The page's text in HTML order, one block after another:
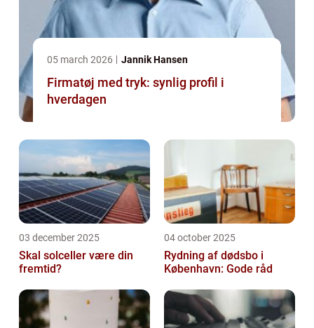
05 march 2026 Jannik Hansen
Firmatøj med tryk: synlig profil i
hverdagen
03 december 2025
Skal solceller være din
fremtid?
04 october 2025
Rydning af dødsbo i
København: Gode råd